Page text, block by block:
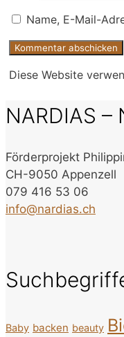
Name, E-Mail-
Diese Website
NARDIAS –
Förderprojekt
CH-9050 Appenzell
079 416 53 06
info@nardias.ch
Baby backen beauty